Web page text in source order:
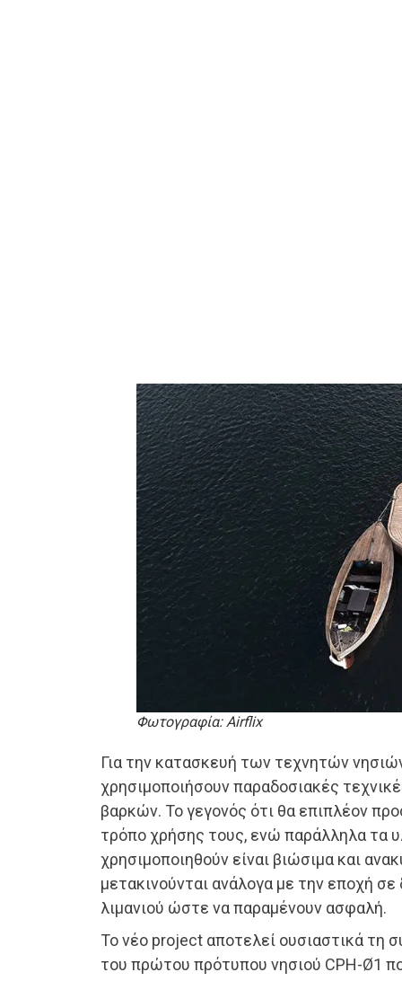
Φωτογραφία: Airflix
Για την κατασκευή των τεχνητών
χρησιμοποιήσουν παραδοσιακές
βαρκών. Το γεγονός ότι θα επιπλέον
τρόπο χρήσης τους, ενώ παράλληλα τα
χρησιμοποιηθούν είναι βιώσιμα και
μετακινούνται ανάλογα με την εποχή
λιμανιού ώστε να παραμένουν ασφαλή.
Το νέο project αποτελεί ουσιαστικά τη
του πρώτου πρότυπου νησιού CPH-Ø1